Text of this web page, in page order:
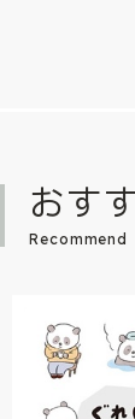
おす
Recommend